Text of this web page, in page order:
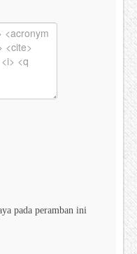
pada peramban ini